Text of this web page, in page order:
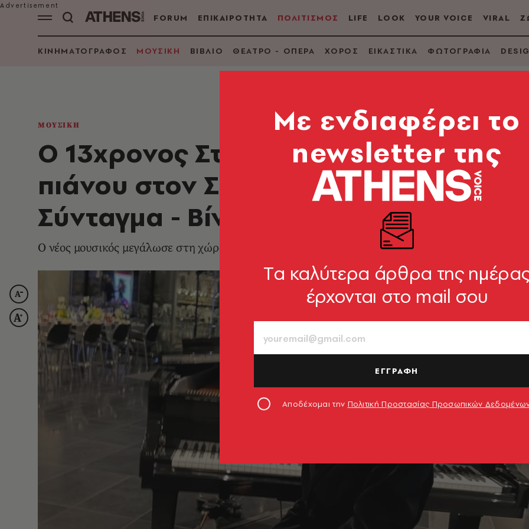
FORUM ΕΠΙΚΑΙΡΟΤΗΤΑ ΠΟΛΙΤΙΣΜΟΣ LIFE LOOK YOUR VOICE VIRAL
ΚΙΝΗΜΑΤΟΓΡΑΦΟΣ ΜΟΥΣΙΚΗ ΒΙΒΛΙΟ ΘΕΑΤΡΟ - ΟΠΕΡΑ ΧΟΡΟΣ ΕΙΚΑΣΤΙΚΑ ΦΩΤΟΓΡΑΦΙΑ
ΜΟΥΣΙΚΗ
Ο 13χρονος Στέλιος Κερασίδης δίνει
πιάνου στον Σταθμό του Μετρό στο
Σύνταγμα - Βίντεο
Ο νέος μουσικός μεγάλωσε στη χώρα μας αλλά πλέον ζει μόνιμα στη Βρετανία
Mε ενδιαφέρει το
newsletter της
Tα καλύτερα άρθρα της
έρχονται στο mail σου
ΕΓΓΡΑΦΗ
Αποδέχομαι την Πολιτική Προστασίας Προσωπικών